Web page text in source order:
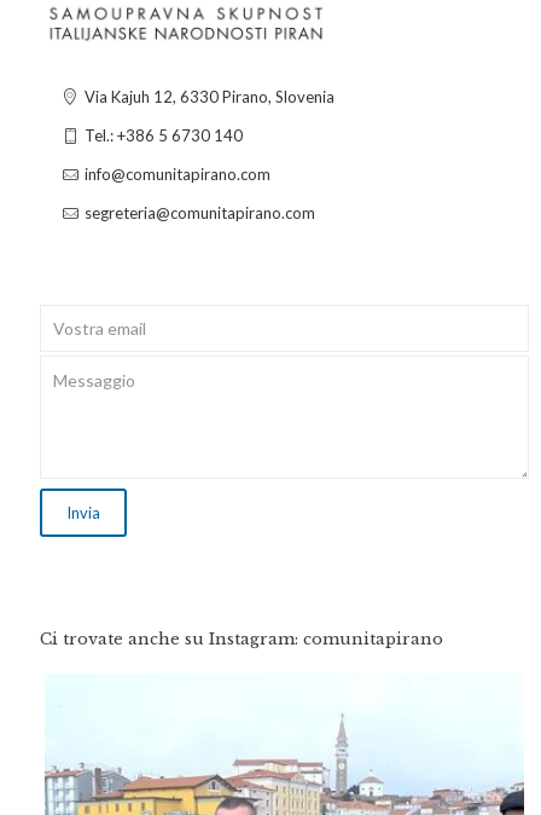
Via Kajuh 12, 6330 Pirano, Slovenia
Tel.: +386 5 6730 140
info@comunitapirano.com
segreteria@comunitapirano.com
Ci trovate anche su Instagram: comunitapirano